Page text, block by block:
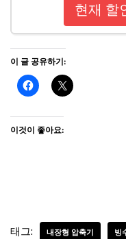
현재 할
이 글 공유하기:
이것이 좋아요:
태그: 내장형 압축기 빙